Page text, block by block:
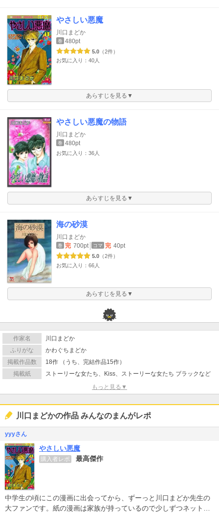
やさしい悪魔
川口まどか
巻 480pt
5.0 （2件）
お気に入り：40人
あらすじを見る▼
やさしい悪魔の物語
川口まどか
巻 480pt
お気に入り：36人
あらすじを見る▼
海の砂漠
川口まどか
巻 完 700pt コマ 完 40pt
5.0 （2件）
お気に入り：66人
あらすじを見る▼
作家名
川口まどか
ふりがな
かわぐちまどか
掲載作品数
18作 （うち、完結作品15作）
掲載紙
ストーリーな女たち、Kiss、ストーリーな女たち ブラックなど
もっと見る▼
川口まどかの作品 みんなのまんがレポ
yyyさん
やさしい悪魔
購入者レポ 最高傑作
中学生の頃にこの漫画に出会ってから、ずーっと川口まどか先生の
大ファンです。紙の漫画は家族が持っているので少しずつネットで